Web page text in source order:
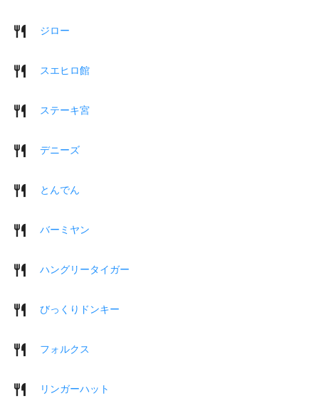
ジロー
スエヒロ館
ステーキ宮
デニーズ
とんでん
バーミヤン
ハングリータイガー
びっくりドンキー
フォルクス
リンガーハット